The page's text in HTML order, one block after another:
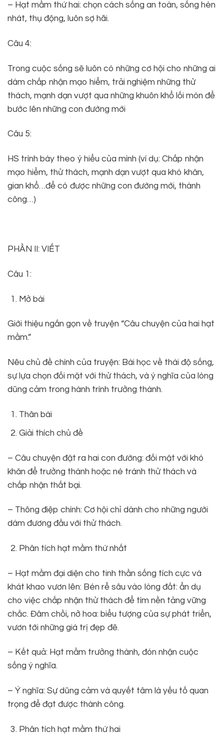
– Hạt mầm thứ hai: chọn cách sống an toàn, sống hèn
nhát, thụ động, luôn sợ hãi.
Câu 4:
Trong cuộc sống sẽ luôn có những cơ hội cho những ai
dám chấp nhận mạo hiểm, trải nghiệm những thử
thách, mạnh dạn vượt qua những khuôn khổ lối mòn để
bước lên những con đường mới
Câu 5:
HS trình bày theo ý hiểu của mình (ví dụ: Chấp nhận
mạo hiểm, thử thách, mạnh dạn vượt qua khó khăn,
gian khổ…để có được những con đường mới, thành
công…)
PHẦN II: VIẾT
Câu 1:
Mở bài
Giới thiệu ngắn gọn về truyện “Câu chuyện của hai hạt
mầm.”
Nêu chủ đề chính của truyện: Bài học về thái độ sống,
sự lựa chọn đối mặt với thử thách, và ý nghĩa của lòng
dũng cảm trong hành trình trưởng thành.
Thân bài
Giải thích chủ đề
– Câu chuyện đặt ra hai con đường: đối mặt với khó
khăn để trưởng thành hoặc né tránh thử thách và
chấp nhận thất bại.
– Thông điệp chính: Cơ hội chỉ dành cho những người
dám đương đầu với thử thách.
Phân tích hạt mầm thứ nhất
– Hạt mầm đại diện cho tinh thần sống tích cực và
khát khao vươn lên: Bén rễ sâu vào lòng đất: ẩn dụ
cho việc chấp nhận thử thách để tìm nền tảng vững
chắc. Đâm chồi, nở hoa: biểu tượng của sự phát triển,
vươn tới những giá trị đẹp đẽ.
– Kết quả: Hạt mầm trưởng thành, đón nhận cuộc
sống ý nghĩa.
– Ý nghĩa: Sự dũng cảm và quyết tâm là yếu tố quan
trọng để đạt được thành công.
Phân tích hạt mầm thứ hai